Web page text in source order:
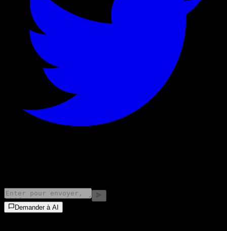
Demander à AI